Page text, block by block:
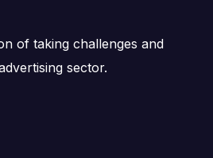
of taking challenges and
sector.